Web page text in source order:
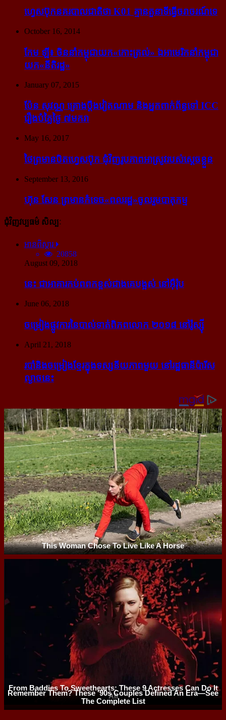
ហ្វេសប៊ុក​នគរបាល​ជាតិ​ថា K01 គ្មាន​តួនាទី​ធ្វើ​ចរាចរណ៍​ទេ
October 16, 2014
កែម ឡី៖ ចិន​នាំ​កម្ពុជា​យក​«កោះ​ត្រល់» ឯ​អាមេរិក​នាំ​កម្ពុជា​
យក​«នីតិរដ្ឋ»
January 07, 2015
ប៉ែន សុវណ្ណ គ្រោង​ប្តឹង​វៀតណាម និង​អ្នក​ពាក់​ព័ន្ធ​ទៅ ICC
រឿង​បំភ្លៃ​ថ្ងៃ ៧​មករា
May 16, 2017
ថៃ​ព្រមាន​បិត​ហ្វេសប៊ុក ជុំ​វិញ​រូបភាព​អាស្រូវ​របស់​ស្ដេច​ខ្លួន
September 13, 2016
ហ៊ុន សែន ព្រមាន​កំទេច​«ពលរដ្ឋ»​ចូលរួម​បាតុកម្ម
ជុំវិញវប្បធម៌ សិល្បៈ
អានពិស្ដារ
20858
August 09, 2018
នេះ ជា​អាគារ​កប់​ពពក​ខ្ពស់​ជាង​គេ​បង្អស់ នៅ​អ៊ឺរ៉ុប
June 06, 2018
ចម្រៀង​ផ្លូវការ​នៃ​បាល់ទាត់​ពិភពលោក ២០១៨ នៅ​រ៉ូស្ស៊ី
April 21, 2018
របាំ​និង​ចម្រៀង​ខ្មែរ​ក្នុង​ទស្សនីយភាព​មួយ នៅ​រដ្ឋធានី​ប៉ារីស​
ល្ងាច​នេះ